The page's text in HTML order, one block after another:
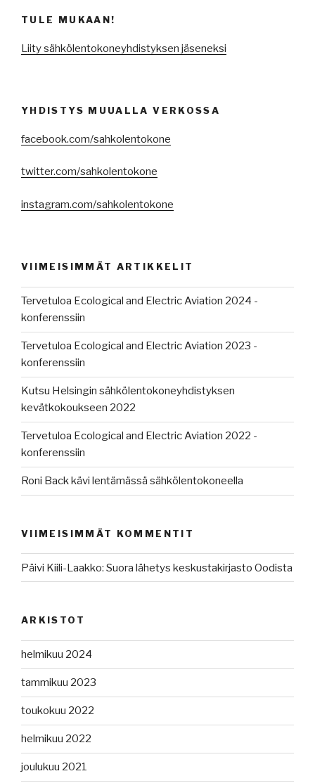
TULE MUKAAN!
Liity sähkölentokoneyhdistyksen jäseneksi
YHDISTYS MUUALLA VERKOSSA
facebook.com/sahkolentokone
twitter.com/sahkolentokone
instagram.com/sahkolentokone
VIIMEISIMMÄT ARTIKKELIT
Tervetuloa Ecological and Electric Aviation 2024 -
konferenssiin
Tervetuloa Ecological and Electric Aviation 2023 -
konferenssiin
Kutsu Helsingin sähkölentokoneyhdistyksen
kevätkokoukseen 2022
Tervetuloa Ecological and Electric Aviation 2022 -
konferenssiin
Roni Back kävi lentämässä sähkölentokoneella
VIIMEISIMMÄT KOMMENTIT
Päivi Kiili-Laakko: Suora lähetys keskustakirjasto Oodista
ARKISTOT
helmikuu 2024
tammikuu 2023
toukokuu 2022
helmikuu 2022
joulukuu 2021